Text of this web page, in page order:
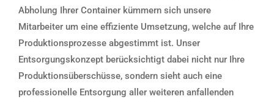
Abholung Ihrer Container kümmern sich unsere
Mitarbeiter um eine effiziente Umsetzung, welche auf Ihre
Produktionsprozesse abgestimmt ist. Unser
Entsorgungskonzept berücksichtigt dabei nicht nur Ihre
Produktionsüberschüsse, sondern sieht auch eine
professionelle Entsorgung aller weiteren anfallenden